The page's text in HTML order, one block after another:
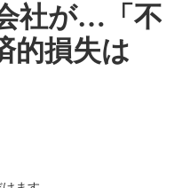
社が…「不
的損失は